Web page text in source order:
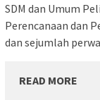
SDM dan Umum
Perencanaan dan
dan sejumlah
READ MORE